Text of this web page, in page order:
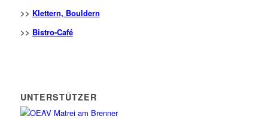
>> Klettern, Bouldern
>> Bistro-Café
UNTERSTÜTZER